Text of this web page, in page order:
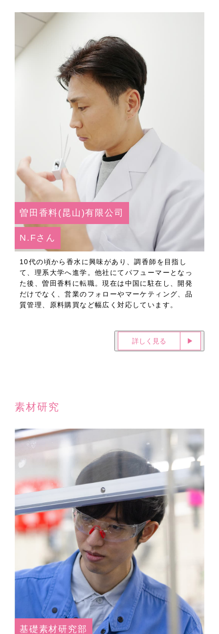
曽田香料(昆山)有限公司
N.Fさん
10代の頃から香水に興味があり、調香師を目指し
て、理系大学へ進学。他社にてパフューマーとなっ
た後、曽田香料に転職。現在は中国に駐在し、開発
だけでなく、営業のフォローやマーケティング、品
質管理、原料購買など幅広く対応しています。
詳しく見る ▶︎
素材研究
基礎素材研究部